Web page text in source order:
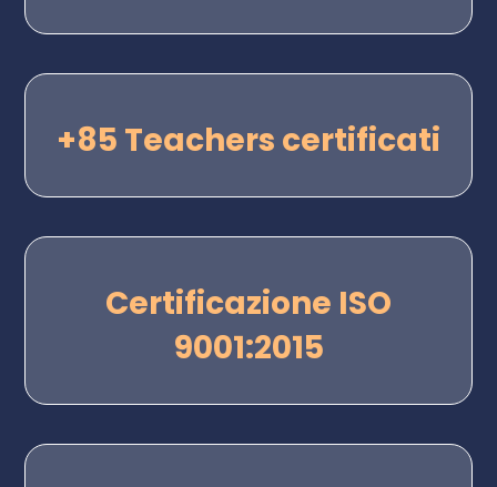
+85 Teachers certificati
Certificazione ISO
9001:2015